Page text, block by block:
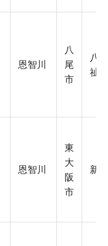
恩智川
八
尾
市
八
祉
恩智川
東
大
阪
市
新